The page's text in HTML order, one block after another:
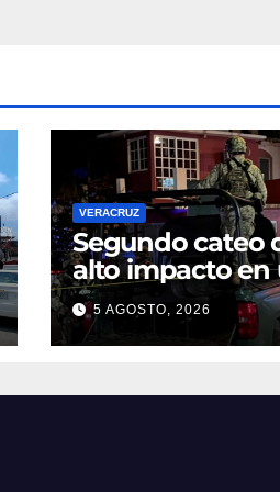
VERACRUZ
Segundo cateo
alto impacto en
noche moviliza
fuerzas
estatales en
5 AGOSTO, 2026